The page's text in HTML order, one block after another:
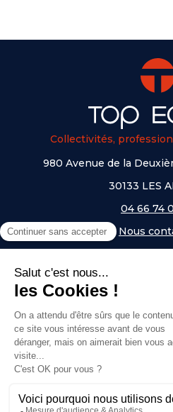
Collectivités,
980 Avenue de la
30133 LES
04 66 74
Nous
NOS
- Serem
- Lifetime